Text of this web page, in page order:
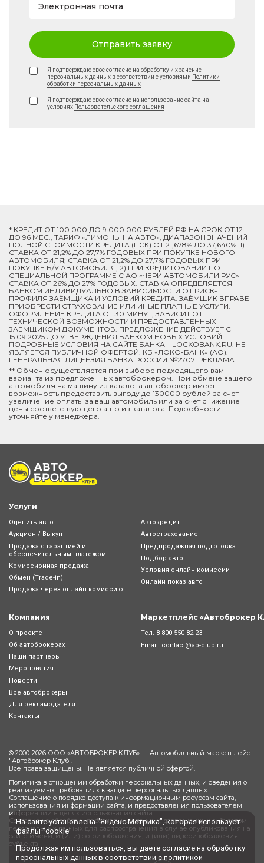
На сайте установлена "Яндекс.Метрика", которая использует
файлы "cookie"
Продолжая им пользоваться, вы даете согласие на обработку
персональных данных в соответствии сполитикой
Электронная почта
Отправить заявку
Я подтверждаю свое согласие на обработку и хранение
персональных данных в соответствии с условиями Политики
обработки персональных данных
Я подтверждаю свое согласие на использование сайта на
условиях Пользовательского соглашения
* КРЕДИТ ОТ 100 000 ДО 9 000 000 РУБЛЕЙ РФ НА СРОК ОТ 12
ДО 96 МЕС., ТАРИФ «ЛИМОНЫ НА АВТО», ДИАПАЗОН ЗНАЧЕНИЙ
ПОЛНОЙ СТОИМОСТИ КРЕДИТА (ПСК) ОТ 21,678% ДО 37,640%: 1)
СТАВКА ОТ 21,2% ДО 27,7% ГОДОВЫХ ПРИ ПОКУПКЕ НОВОГО
АВТОМОБИЛЯ; СТАВКА ОТ 21,2% ДО 27,7% ГОДОВЫХ ПРИ
ПОКУПКЕ Б/У АВТОМОБИЛЯ; 2) ПРИ КРЕДИТОВАНИИ ПО
СПЕЦИАЛЬНОЙ ПРОГРАММЕ C АО «ЧЕРИ АВТОМОБИЛИ РУС»
СТАВКА ОТ 26% ДО 27% ГОДОВЫХ. СТАВКА ОПРЕДЕЛЯЕТСЯ
БАНКОМ ИНДИВИДУАЛЬНО В ЗАВИСИМОСТИ ОТ РИСК-
ПРОФИЛЯ ЗАЁМЩИКА И УСЛОВИЙ КРЕДИТА. ЗАЁМЩИК ВПРАВЕ
ПРИОБРЕСТИ СТРАХОВАНИЕ ИЛИ ИНЫЕ ПЛАТНЫЕ УСЛУГИ.
ОФОРМЛЕНИЕ КРЕДИТА ОТ 30 МИНУТ, ЗАВИСИТ ОТ
ТЕХНИЧЕСКОЙ ВОЗМОЖНОСТИ И ПРЕДОСТАВЛЕННЫХ
ЗАЁМЩИКОМ ДОКУМЕНТОВ. ПРЕДЛОЖЕНИЕ ДЕЙСТВУЕТ С
15.09.2025 ДО УТВЕРЖДЕНИЯ БАНКОМ НОВЫХ УСЛОВИЙ.
ПОДРОБНЫЕ УСЛОВИЯ НА САЙТЕ БАНКА – LOCKOBANK.RU. НЕ
ЯВЛЯЕТСЯ ПУБЛИЧНОЙ ОФЕРТОЙ. КБ «ЛОКО-БАНК» (АО).
ГЕНЕРАЛЬНАЯ ЛИЦЕНЗИЯ БАНКА РОССИИ №2707. РЕКЛАМА.
** Обмен осуществляется при выборе подходящего вам
варианта из предложенных автоброкером. При обмене вашего
автомобиля на машину из каталога автоброкер имеет
возможность предоставить выгоду до 130000 рублей за счет
увеличение оплаты за ваш автомобиль или за счет снижение
цены соответствующего авто из каталога. Подробности
уточняйте у менеджера.
Услуги
Оценить авто
Аукцион / Выкуп
Продажа с гарантией и
обеспечительным платежом
Комиссионная продажа
Обмен (Trade-in)
Продажа через онлайн комиссию
Автокредит
Автострахование
Предпродажная подготовка
Подбор авто
Условия онлайн-комиcсии
Онлайн показ авто
Компания
О проекте
Об автоброкерах
Наши партнеры
Мероприятия
Новости
Все автоброкеры
Для рекламодателя
Контакты
Маркетплейс «Автоброкер
Тел. 8 800 550-82-23
Email: contact@ab-club.ru
© 2000-2026 ООО «АВТОБРОКЕР КЛУБ» — Автомобильный маркетплейс
"Автоброкер Клуб".
Все права защищены. Не является публичной офертой.
Политика в отношении обработки персональных данных, и сведения о
реализуемых требованиях к защите персональных данных
Соглашение о порядке доступа к информационным ресурсам сайта,
использования информации сайта, и предоставления пользователем
информации в целях использования сайта
Согласие на обработку персональных данных, разрешенных субъектом
персональных данных для распространения в случае опубликования на
сайте имени, и (или) фотоизображения, и (или) видеоизображения
субъекта